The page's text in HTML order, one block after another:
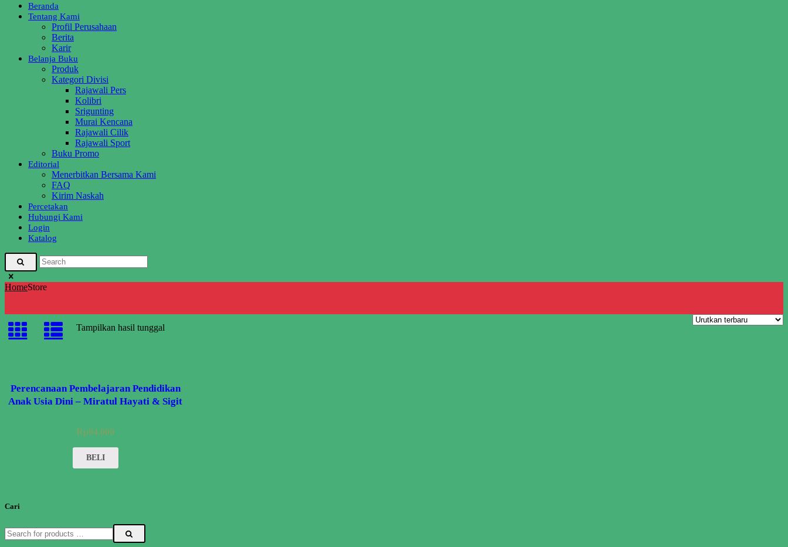
Beranda
Tentang Kami
Profil Perusahaan
Berita
Karir
Belanja Buku
Produk
Kategori Divisi
Rajawali Pers
Kolibri
Srigunting
Murai Kencana
Rajawali Cilik
Rajawali Sport
Buku Promo
Editorial
Menerbitkan Bersama Kami
FAQ
Kirim Naskah
Percetakan
Hubungi Kami
Login
Katalog
HomeStore
Tampilkan hasil tunggal
Perencanaan Pembelajaran Pendidikan
Anak Usia Dini – Miratul Hayati & Sigit
Rp94,000
BELI
Cari